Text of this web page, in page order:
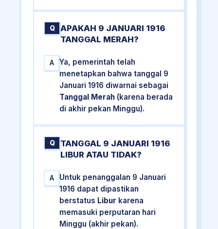
Q
APAKAH 9 JANUARI 1916
TANGGAL MERAH?
A
Ya, pemerintah telah
menetapkan bahwa tanggal 9
Januari 1916 diwarnai sebagai
Tanggal Merah (karena berada
di akhir pekan Minggu).
Q
TANGGAL 9 JANUARI 1916
LIBUR ATAU TIDAK?
A
Untuk penanggalan 9 Januari
1916 dapat dipastikan
berstatus Libur karena
memasuki perputaran hari
Minggu (akhir pekan).